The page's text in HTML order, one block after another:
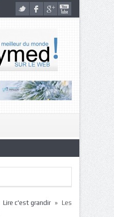
Lire c'est grandir » Les